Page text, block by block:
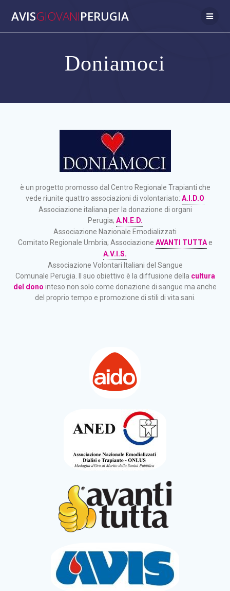
AVISGIOVANIPERUGIA
Doniamoci
è un progetto promosso dal Centro Regionale Trapianti che
vede riunite quattro associazioni di volontariato: A.I.D.O
Associazione italiana per la donazione di organi
Perugia; A.N.E.D.
Associazione Nazionale Emodializzati
Comitato Regionale Umbria; Associazione AVANTI TUTTAe
A.V.I.S.
Associazione Volontari Italiani del Sangue
Comunale Perugia. Il suo obiettivo è la diffusione della cultura
del dono inteso non solo come donazione di sangue ma anche
del proprio tempo e promozione di stili di vita sani.